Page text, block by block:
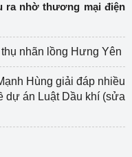
ra nhờ thương mại điện
nhãn lồng Hưng Yên
Hùng giải đáp nhiều
dự án Luật Dầu khí (sửa